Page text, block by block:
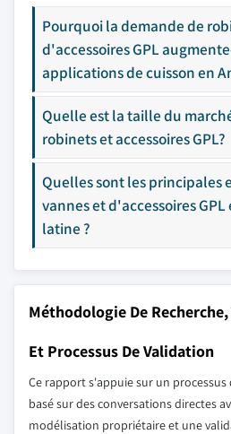
Pourquoi la demande de
d'accessoires GPL
applications de cuisson en
Quelle est la taille du
robinets et accessoires GPL?
Quelles sont les principales
vannes et d'accessoires
latine ?
Méthodologie De
Et Processus De Validation
Ce rapport s'appuie sur un
basé sur des conversations directes
modélisation propriétaire et une